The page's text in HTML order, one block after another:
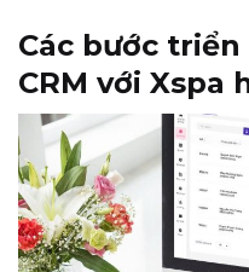
Các bước
CRM với Xspa